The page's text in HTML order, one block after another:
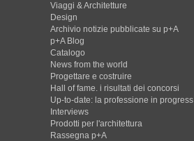
Viaggi & Architetture
Design
Archivio notizie pubblicate su p+A
p+A Blog
Catalogo
News from the world
Progettare e costruire
Hall of fame. i risultati dei concorsi
Up-to-date: la professione in progress
Interviews
Prodotti per l'architettura
Rassegna p+A